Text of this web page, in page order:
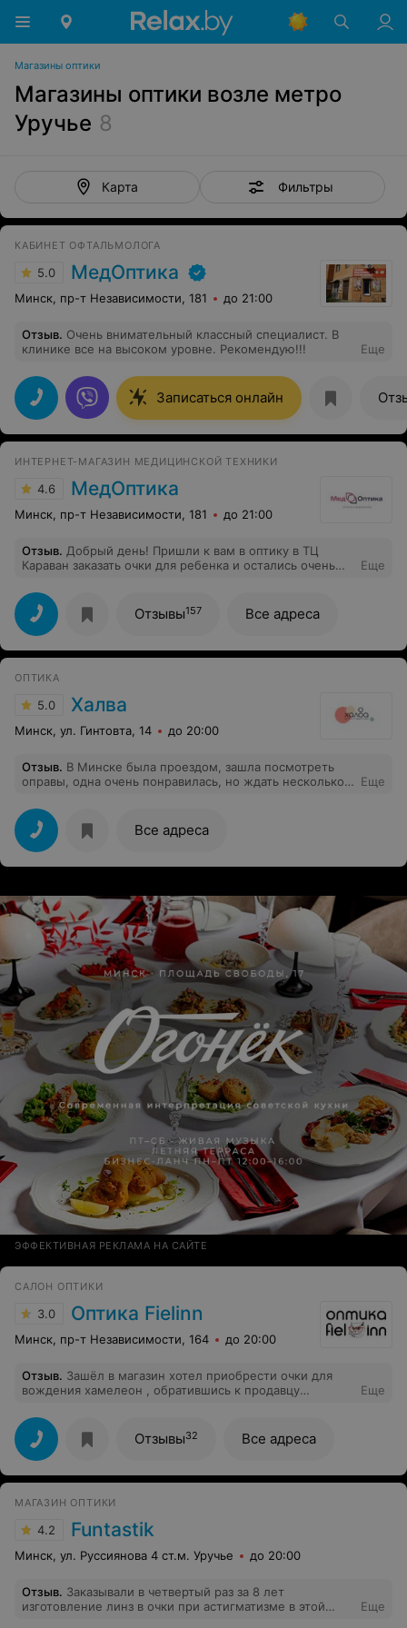
Магазины оптики
Магазины оптики возле метро
Уручье 8
Карта Фильтры
КАБИНЕТ ОФТАЛЬМОЛОГА
5.0 МедОптика
Минск, пр-т Независимости, 181 до 21:00
Отзыв. Очень внимательный классный специалист. В
клинике все на высоком уровне. Рекомендую!!!
Еще
Записаться онлайн
ИНТЕРНЕТ-МАГАЗИН МЕДИЦИНСКОЙ ТЕХНИКИ
4.6 МедОптика
Минск, пр-т Независимости, 181 до 21:00
Отзыв. Добрый день! Пришли к вам в оптику в ТЦ
Караван заказать очки для ребенка и остались очень
вкус и цвет, вежливая девушка консультант помогла
сделать правильный выбор и грамотно рассказала нам
о наличии линз. Я и подумать не могла, что их такое
количество и разнообразие!!!Остановились на
рецептурной линзе Opensens, о ее преимуществах
ребенка через пол года скоректировалось,чему я
очень-очень рада!!!! Конечно, пришлось немного
подождать, т.к линза эта изготавливается в Сербии и
именно по нашему рецепту! Оно того стоит, лучше
подождать 10 дней, чем потом несколько лет на
вас рекомендовать)
Еще
Отзывы157 Все адреса
ОПТИКА
5.0 Халва
Минск, ул. Гинтовта, 14 до 20:00
Отзыв. В Минске была проездом, зашла посмотреть
оправы, одна очень понравилась, но ждать несколько
полчаса, представляете? и сделали) новая реальность
какая-то
Еще
Все адреса
ЭФФЕКТИВНАЯ РЕКЛАМА НА САЙТЕ
САЛОН ОПТИКИ
3.0 Оптика Fielinn
Минск, пр-т Независимости, 164 до 20:00
Отзыв. Зашёл в магазин хотел приобрести очки для
вождения хамелеон , обратившись к продавцу
главное как ?я что доктор , пришёл что бы подобрали
мне стекла , одним словом отношения очень плохое ,
а в оптике должны работать компетентные продавцы ,
ставлю жырный минус---
Еще
Отзывы32 Все адреса
МАГАЗИН ОПТИКИ
4.2 Funtastik
Минск, ул. Руссиянова 4 ст.м. Уручье до 20:00
Отзыв. Заказывали в четвертый раз за 8 лет
изготовление линз в очки при астигматизме в этой
Еще